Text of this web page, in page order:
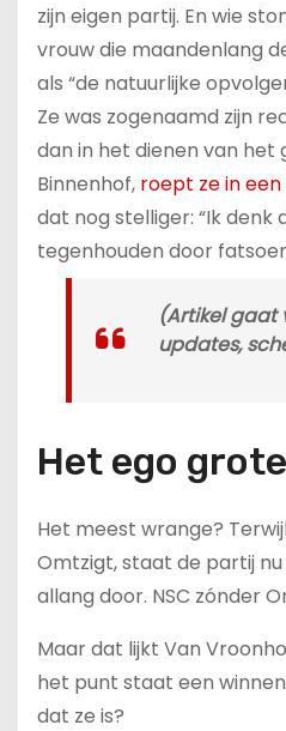
zijn eigen partij. En wie
vrouw die maandenlang
als “de natuurlijke
Ze was zogenaamd zijn
dan in het dienen van het
Binnenhof, roept ze in
dat nog stelliger: “Ik denk
tegenhouden door
(Artikel gaat
updates,
Het ego
Het meest wrange?
Omtzigt, staat de partij
allang door. NSC zónder
Maar dat lijkt Van
het punt staat een
dat ze is?